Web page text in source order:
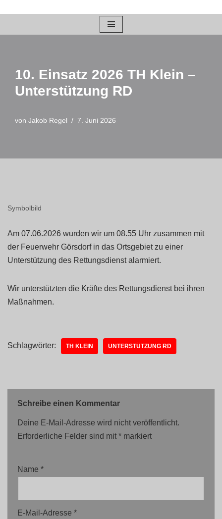
10. Einsatz 2026 TH Klein –
Unterstützung RD
von Jakob Regel 7. Juni 2026
Symbolbild
Am 07.06.2026 wurden wir um 08.55 Uhr zusammen mit
der Feuerwehr Görsdorf in das Ortsgebiet zu einer
Unterstützung des Rettungsdienst alarmiert.
Wir unterstützten die Kräfte des Rettungsdienst bei ihren
Maßnahmen.
Schlagwörter: TH KLEIN UNTERSTÜTZUNG RD
Schreibe einen Kommentar
Deine E-Mail-Adresse wird nicht veröffentlicht.
Erforderliche Felder sind mit * markiert
Name *
E-Mail-Adresse *